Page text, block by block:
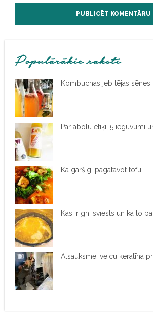
Populārākie raksti
Kombuchas jeb tējas
Par ābolu etiķi. 5 ieguvumi
Kā garšīgi pagatavot tofu
Kas ir ghī sviests un kā to
Atsauksme: veicu keratīna